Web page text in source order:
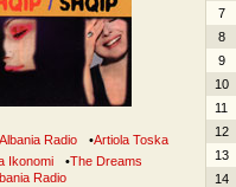
Radio •Artiola Toska
Ikonomi •The Dreams
Radio
7
8
9
10
11
12
13
14